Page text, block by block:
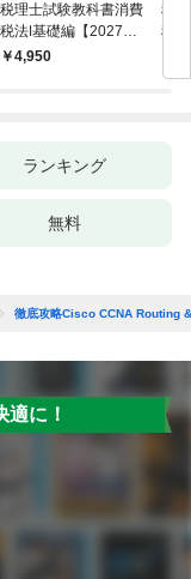
税理士試験教科書消費
税法Ⅰ基礎編【2027年
度版】
￥4,950
税
税
ランキング
無料
徹底攻略Cisco CCNA Routing
に！